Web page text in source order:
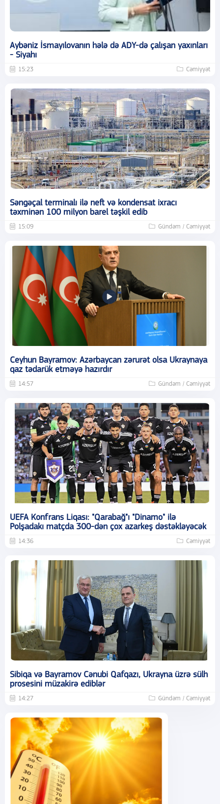
Aybəniz İsmayılovanın hələ də ADY-də çalışan yaxınları
- Siyahı
15:23 Cəmiyyət
Səngəçal terminalı ilə neft və kondensat ixracı
təxminən 100 milyon barel təşkil edib
15:09 Gündəm / Cəmiyyət
Ceyhun Bayramov: Azərbaycan zərurət olsa Ukraynaya
qaz tədarük etməyə hazırdır
14:57 Gündəm / Cəmiyyət
UEFA Konfrans Liqası: "Qarabağ"ı "Dinamo" ilə
Polşadakı matçda 300-dən çox azarkeş dəstəkləyəcək
14:36 Cəmiyyət
Sibiqa və Bayramov Cənubi Qafqazı, Ukrayna üzrə sülh
prosesini müzakirə ediblər
14:27 Gündəm / Cəmiyyət